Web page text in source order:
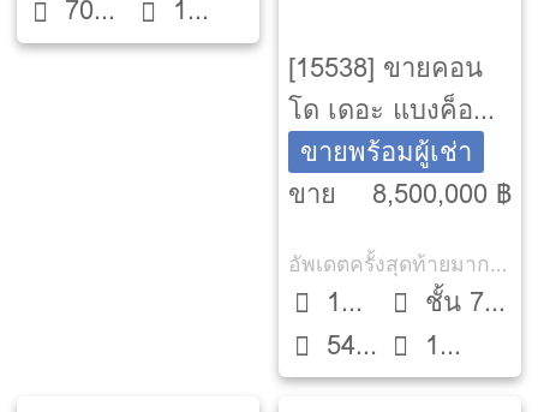
70
ตรม.
1
ห้องน้ำ
[15538] ขายคอน
โด เดอะ แบงค็อค
ถนนทรัพย์ [The
Bangkok Thanon
ขายพร้อมผู้เช่า
ขาย
8,500,000 ฿
อัพเดตครั้งสุดท้ายมากกว่า 30 วัน
1
Bed54
ตรม.
ชั้น 7
ตึก A
1
ห้องน้ำ